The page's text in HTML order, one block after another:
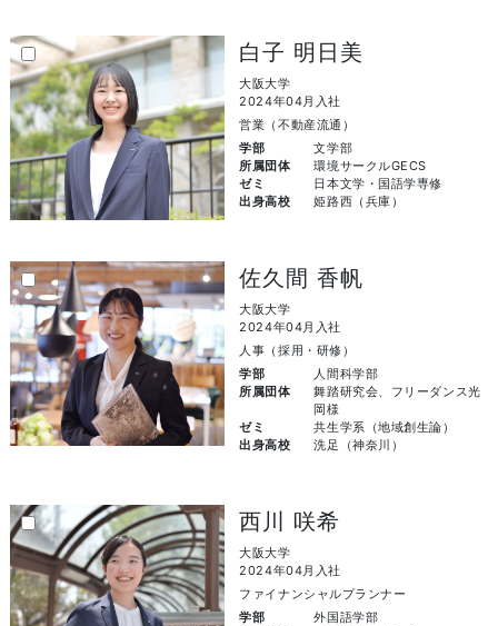
白子 明日美
大阪大学
2024年04月入社
営業（不動産流通）
学部
文学部
所属団体
環境サークルGECS
ゼミ
日本文学・国語学専修
出身高校
姫路西（兵庫）
佐久間 香帆
大阪大学
2024年04月入社
人事（採用・研修）
学部
人間科学部
所属団体
舞踏研究会、フリーダンス光
岡様
ゼミ
共生学系（地域創生論）
出身高校
洗足（神奈川）
西川 咲希
大阪大学
2024年04月入社
ファイナンシャルプランナー
学部
外国語学部